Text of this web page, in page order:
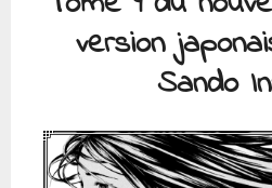
version
Sando